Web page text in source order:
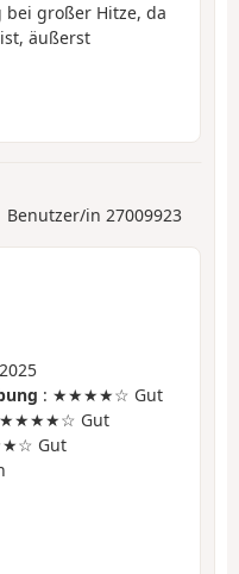
großer Hitze, da
äußerst
Benutzer/in 27009923
: ★★★★☆ Gut
Gut
Gut